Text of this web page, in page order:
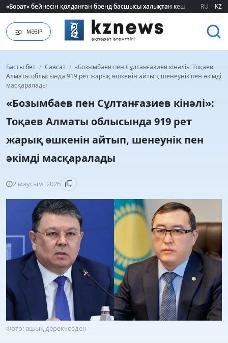
«Борат» бейнесін қолданған бренд басшысы халықтан кешірім сұрады
«Борат» бейнесін қолданған бренд басшысы халықтан кешірім сұрады
RU KZ
МӘЗІР
Басты бет / Саясат / «Бозымбаев пен Сұлтанғазиев кінәлі»: Тоқаев
Алматы облысында 919 рет жарық өшкенін айтып, шенеунік пен әкімді
масқаралады
«Бозымбаев пен Сұлтанғазиев кінәлі»:
Тоқаев Алматы облысында 919 рет
жарық өшкенін айтып, шенеунік пен
әкімді масқаралады
2 маусым, 2026
Фото: ашық дереккөзден